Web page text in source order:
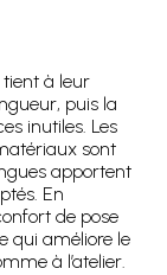
à leur
puis la
inutiles. Les
sont
apportent
En
de pose
qui améliore le
à l’atelier.